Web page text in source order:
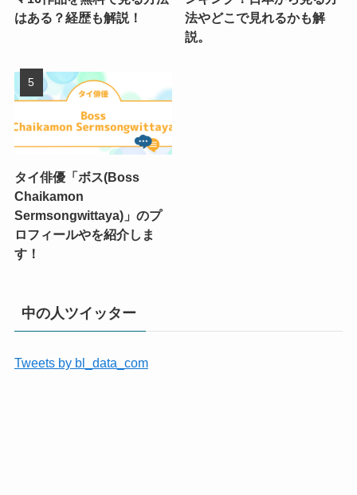
はある？経歴も解説！
法やどこで見れるかも解
説。
タイ俳優「ボス(Boss
Chaikamon
Sermsongwittaya)」のプ
ロフィールやを紹介しま
す！
中の人ツイッター
Tweets by bl_data_com